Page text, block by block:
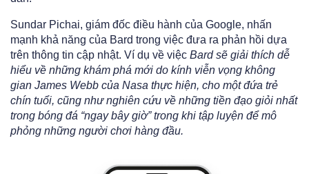
Sundar Pichai, giám đốc điều hành của Google, nhấn
mạnh khả năng của Bard trong việc đưa ra phản hồi dựa
trên thông tin cập nhật. Ví dụ về việc Bard sẽ giải thích dễ
hiểu về những khám phá mới do kính viễn vọng không
gian James Webb của Nasa thực hiện, cho một đứa trẻ
chín tuổi, cũng như nghiên cứu về những tiền đạo giỏi nhất
trong bóng đá “ngay bây giờ” trong khi tập luyện để mô
phỏng những người chơi hàng đầu.